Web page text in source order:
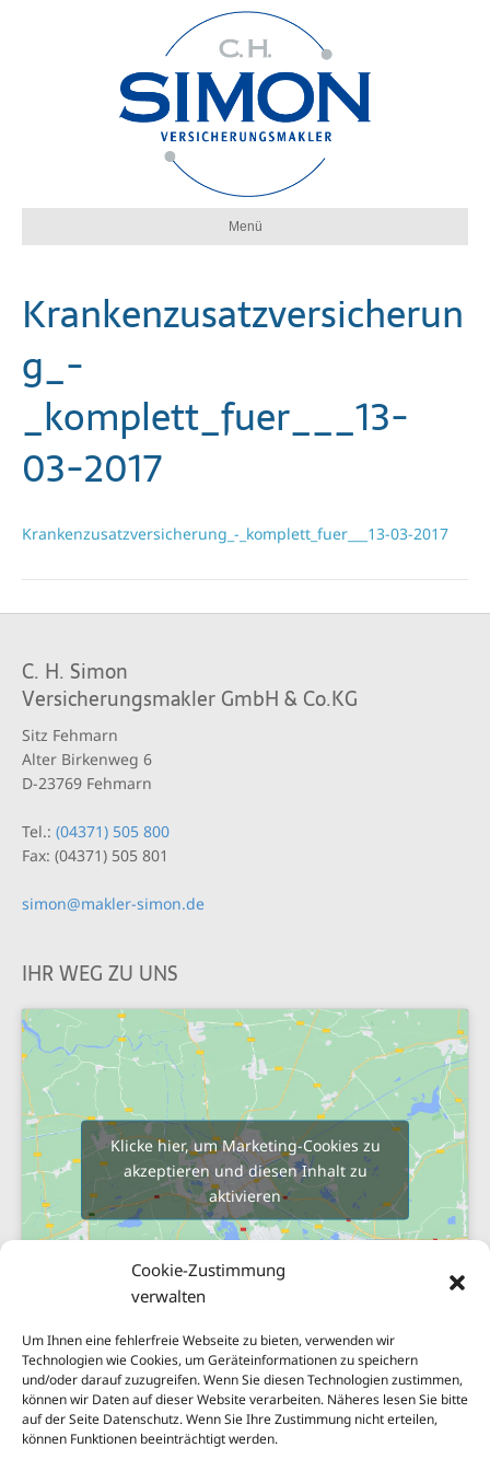
Cookie-Zustimmung
verwalten
Um Ihnen eine fehlerfreie Webseite zu bieten, verwenden wir
Technologien wie Cookies, um Geräteinformationen zu speichern
und/oder darauf zuzugreifen. Wenn Sie diesen Technologien zustimmen,
können wir Daten auf dieser Website verarbeiten. Näheres lesen Sie bitte
auf der Seite Datenschutz. Wenn Sie Ihre Zustimmung nicht erteilen,
können Funktionen beeinträchtigt werden.
Menü
Krankenzusatzversicherun
g_-
_komplett_fuer___13-
03-2017
Krankenzusatzversicherung_-_komplett_fuer___13-03-2017
C. H. Simon
Versicherungsmakler GmbH & Co.KG
Sitz Fehmarn
Alter Birkenweg 6
D-23769 Fehmarn
Tel.: (04371) 505 800
Fax: (04371) 505 801
simon@makler-simon.de
IHR WEG ZU UNS
Klicke hier, um Marketing-Cookies zu
akzeptieren und diesen Inhalt zu
aktivieren
Sitemap
Impressum